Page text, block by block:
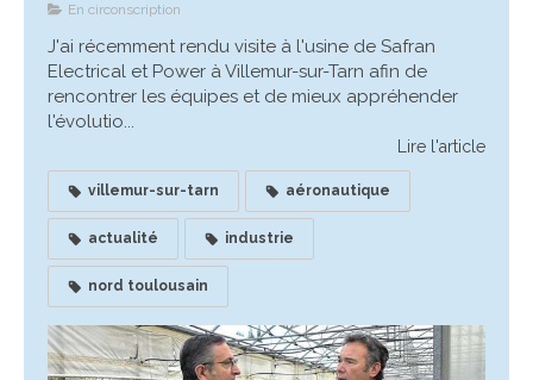
En circonscription
J'ai récemment rendu visite à l'usine de Safran
Electrical et Power à Villemur-sur-Tarn afin de
rencontrer les équipes et de mieux appréhender
l'évolutio...
Lire l'article
villemur-sur-tarn aéronautique
actualité industrie
nord toulousain